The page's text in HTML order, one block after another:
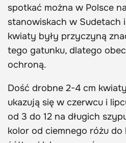
spotkać można w Polsce
stanowiskach w Sudetach
kwiaty były przyczyną
tego gatunku, dlatego
ochroną.
Dość drobne 2-4 cm kwiaty
ukazują się w czerwcu i
od 3 do 12 na długich
kolor od ciemnego różu